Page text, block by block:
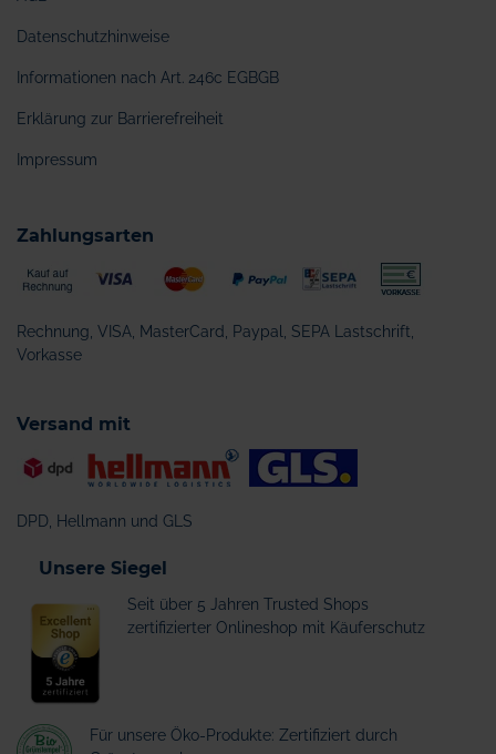
Datenschutzhinweise
Informationen nach Art. 246c EGBGB
Erklärung zur Barrierefreiheit
Impressum
Zahlungsarten
Rechnung, VISA, MasterCard, Paypal, SEPA Lastschrift,
Vorkasse
Versand mit
DPD, Hellmann und GLS
Unsere Siegel
Seit über 5 Jahren Trusted Shops
zertifizierter Onlineshop mit Käuferschutz
Für unsere Öko-Produkte: Zertifiziert durch